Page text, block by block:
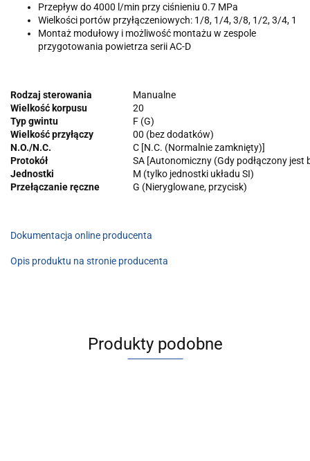
Przepływ do 4000 l/min przy ciśnieniu 0.7 MPa
Wielkości portów przyłączeniowych: 1/8, 1/4, 3/8, 1/2, 3/4, 1
Montaż modułowy i możliwość montażu w zespole
przygotowania powietrza serii AC-D
Rodzaj sterowania
Manualne
Wielkość korpusu
20
Typ gwintu
F (G)
Wielkość przyłączy
00 (bez dodatków)
N.O./N.C.
C [N.C. (Normalnie zamknięty)]
Protokół
SA [Autonomiczny (Gdy podłączony
Jednostki
M (tylko jednostki układu SI)
Przełączanie ręczne
G (Nieryglowane, przycisk)
Dokumentacja online producenta
Opis produktu na stronie producenta
Produkty podobne